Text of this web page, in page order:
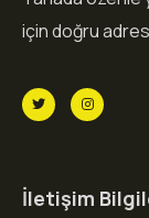
için doğru
İletişim